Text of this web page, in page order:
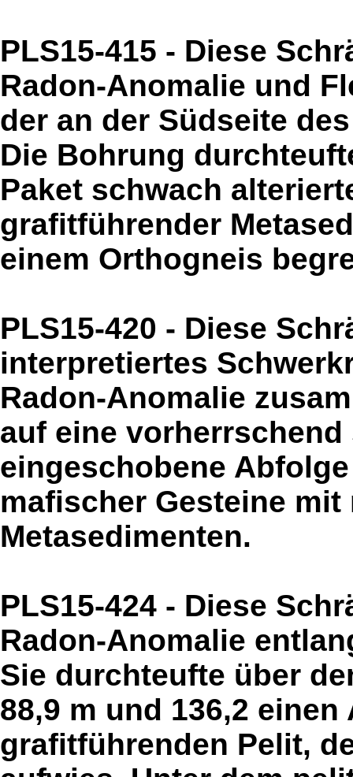
PLS15-415 - Diese
Radon-Anomalie und
der an der Südseite
Die Bohrung
Paket schwach
grafitführender
einem Orthogneis
PLS15-420 - Diese
interpretiertes
Radon-Anomalie
auf eine
eingeschobene
mafischer Gesteine
Metasedimenten.
PLS15-424 - Diese
Radon-Anomalie
Sie durchteufte über
88,9 m und 136,2
grafitführenden Pelit,